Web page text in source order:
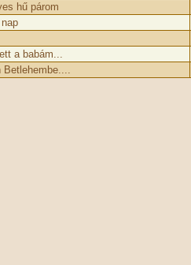
hű párom
a babám...
Betlehembe....